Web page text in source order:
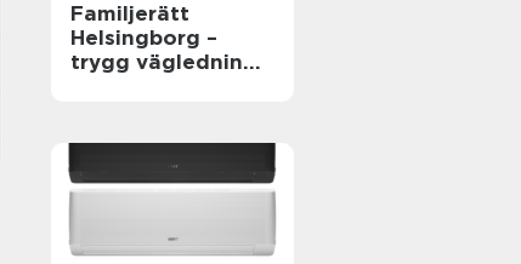
Familjerätt
Helsingborg –
trygg vägledning i